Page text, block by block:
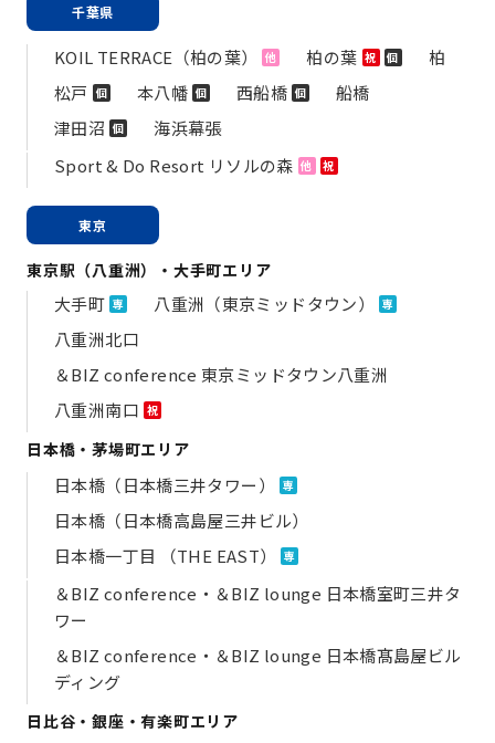
千葉県
KOIL TERRACE（柏の葉） 他 柏の葉 祝 個
柏
松戸 個 本八幡 個 西船橋 個
船橋
津田沼 個
海浜幕張
Sport & Do Resort リソルの森 他 祝
東京
東京駅（八重洲）・大手町エリア
大手町 専 八重洲（東京ミッドタウン） 専
八重洲北口
＆BIZ conference 東京ミッドタウン八重洲
八重洲南口 祝
日本橋・茅場町エリア
日本橋（日本橋三井タワー） 専
日本橋（日本橋高島屋三井ビル）
日本橋一丁目 （THE EAST）
専
＆BIZ conference・＆BIZ lounge 日本橋室町三井タ
ワー
＆BIZ conference・＆BIZ lounge 日本橋髙島屋ビル
ディング
日比谷・銀座・有楽町エリア